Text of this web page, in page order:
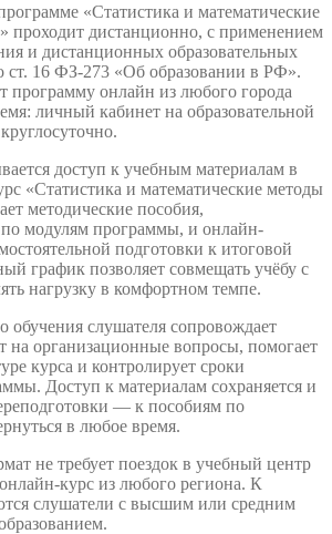
«Статистика и математические
проходит дистанционно, с применением
и дистанционных образовательных
ст. 16 ФЗ-273 «Об образовании в РФ».
программу онлайн из любого города
личный кабинет на образовательной
доступ к учебным материалам в
«Статистика и математические методы
методические пособия,
модулям программы, и онлайн-
подготовки к итоговой
график позволяет совмещать учёбу с
нагрузку в комфортном темпе.
обучения слушателя сопровождает
на организационные вопросы, помогает
курса и контролирует сроки
Доступ к материалам сохраняется и
— к пособиям по
в любое время.
не требует поездок в учебный центр
курс из любого региона. К
слушатели с высшим или средним